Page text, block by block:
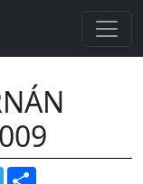
Telegram